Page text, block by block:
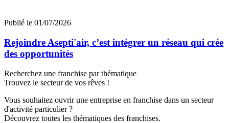
Publié le 01/07/2026
Rejoindre Asepti'air, c’est intégrer un réseau qui crée
des opportunités
Recherchez une franchise par thématique
Trouvez le secteur de vos rêves !
Vous souhaitez ouvrir une entreprise en franchise dans un secteur
d'activité particulier ?
Découvrez toutes les thématiques des franchises.